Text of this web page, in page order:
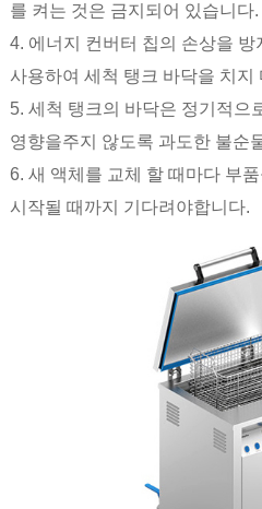
를 켜는 것은 금지되어 있습니다.
4. 에너지 컨버터 칩의 손상을
사용하여 세척 탱크 바닥을 치지
5. 세척 탱크의 바닥은 정기적으
영향을주지 않도록 과도한 불순
6. 새 액체를 교체 할 때마다 부
시작될 때까지 기다려야합니다.